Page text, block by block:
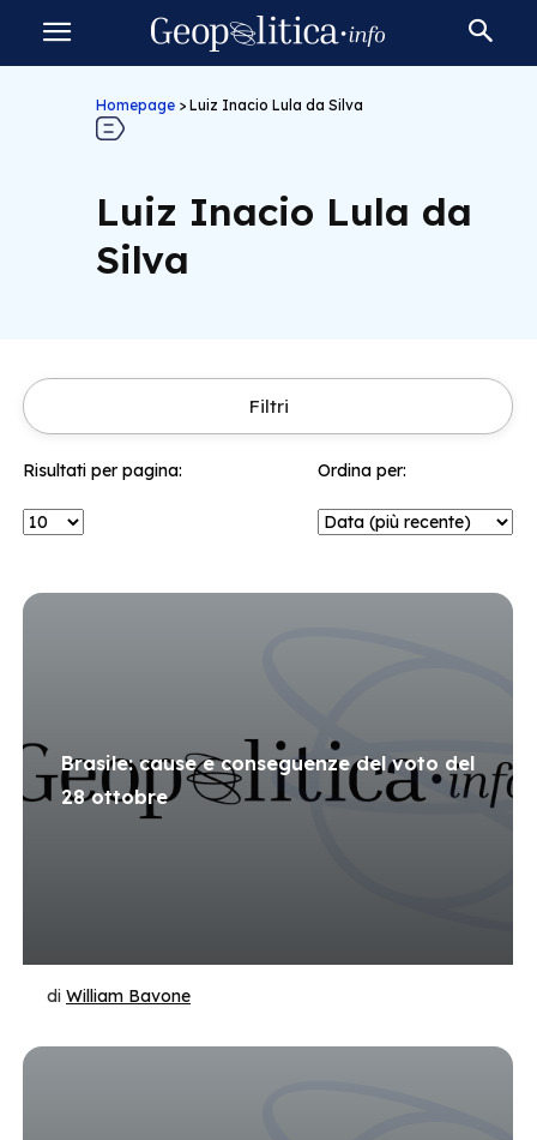
Homepage > Luiz Inacio Lula da Silva
Luiz Inacio Lula da
Silva
Filtri
Risultati per pagina: Ordina per:
Brasile: cause e conseguenze del voto del
28 ottobre
di William Bavone